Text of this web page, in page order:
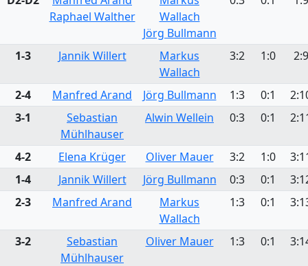
Raphael Walther
Wallach
Jörg Bullmann
1-3 Jannik Willert
Markus
Wallach
3:2 1:0 2:9
2-4 Manfred Arand Jörg Bullmann 1:3 0:1
3-1
Sebastian
Mühlhauser
Alwin Wellein 0:3 0:1
4-2 Elena Krüger Oliver Mauer 3:2 1:0
1-4
Jannik Willert Jörg Bullmann 0:3 0:1
2-3
Manfred Arand
Markus
Wallach
1:3 0:1
3-2
Sebastian
Mühlhauser
Oliver Mauer 1:3 0:1